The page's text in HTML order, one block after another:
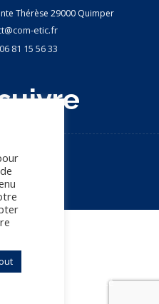
Thérèse 29000 Quimper
etic.fr
06 81 15 56 33
droits réservés
de confidentialité